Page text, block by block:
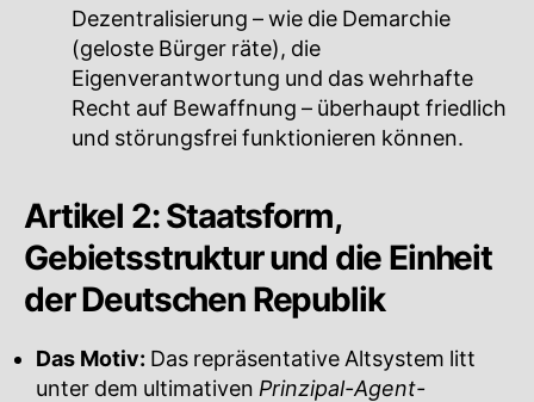
Dezentralisierung – wie die Demarchie
(geloste Bürger räte), die
Eigenverantwortung und das wehrhafte
Recht auf Bewaffnung – überhaupt friedlich
und störungsfrei funktionieren können.
Artikel 2: Staatsform,
Gebietsstruktur und die Einheit
der Deutschen Republik
Das Motiv: Das repräsentative Altsystem litt
unter dem ultimativen Prinzipal-Agent-